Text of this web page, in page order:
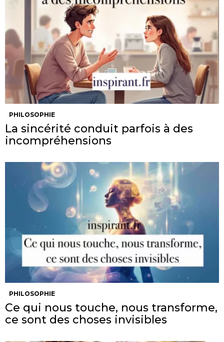
PHILOSOPHIE
La sincérité conduit parfois à des
incompréhensions
PHILOSOPHIE
Ce qui nous touche, nous transforme,
ce sont des choses invisibles